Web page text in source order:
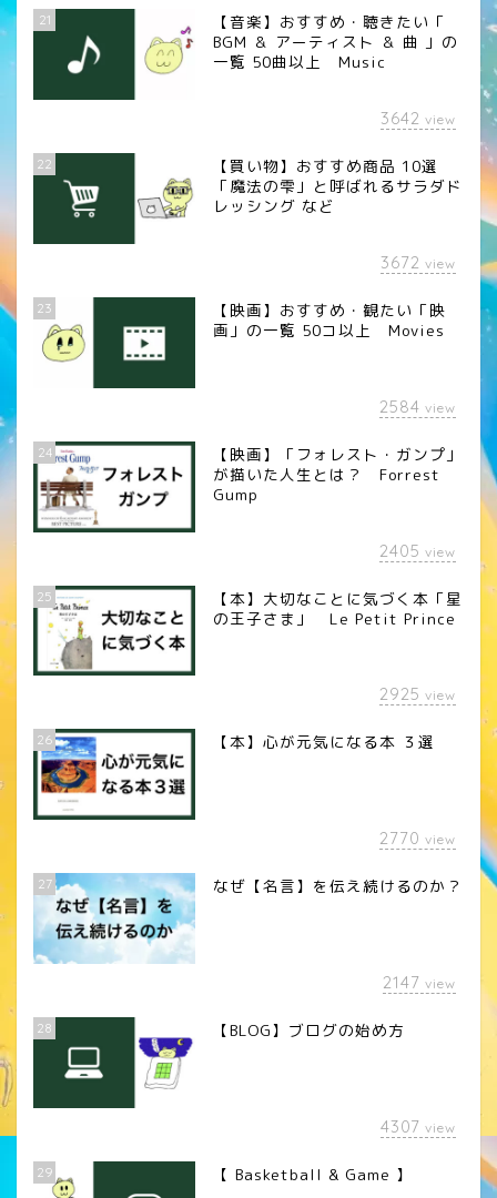
21
【音楽】おすすめ・聴きたい「
BGM ＆ アーティスト ＆ 曲 」の
一覧 50曲以上 Music
3642 view
22
【買い物】おすすめ商品 10選
「魔法の雫」と呼ばれるサラダド
レッシング など
3672 view
23
【映画】おすすめ・観たい「映
画」の一覧 50コ以上 Movies
2584 view
24
【映画】「フォレスト・ガンプ」
が描いた人生とは？ Forrest
Gump
2405 view
25
【本】大切なことに気づく本「星
の王子さま」 Le Petit Prince
2925 view
26 【本】心が元気になる本 ３選
2770 view
27 なぜ【名言】を伝え続けるのか？
2147 view
28 【BLOG】ブログの始め方
4307 view
29 【 Basketball & Game 】